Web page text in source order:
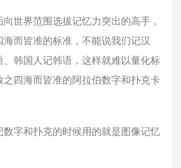
世界范围选拔记忆力突出的高手，
而皆准的标准，不能说我们记汉
韩国人记韩语，这样就难以量化标
之四海而皆准的阿拉伯数字和扑克卡
字和扑克的时候用的就是图像记忆